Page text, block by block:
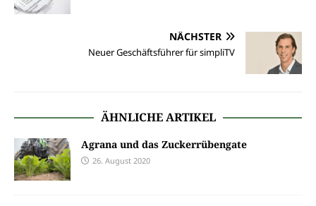
NÄCHSTER
Neuer Geschäftsführer für simpliTV
ÄHNLICHE ARTIKEL
Agrana und das Zuckerrübengate
26. August 2020